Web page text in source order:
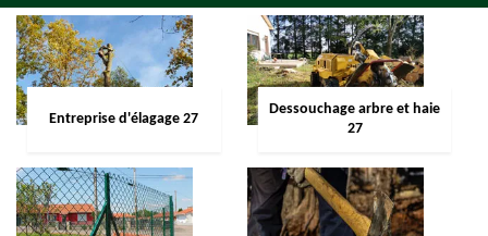
Entreprise d'élagage 27
Dessouchage arbre et haie
27